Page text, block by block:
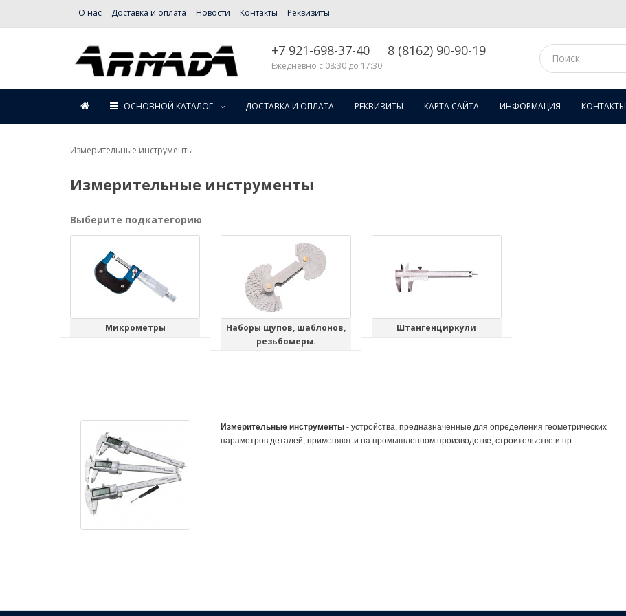
О нас Доставка и оплата Новости Контакты Реквизиты
+7 921-698-37-40 8 (8162) 90-90-19
Ежедневно с 08:30 до 17:30
ОСНОВНОЙ КАТАЛОГ ДОСТАВКА И ОПЛАТА РЕКВИЗИТЫ КАРТА САЙТА ИНФОРМАЦИЯ КОНТАКТЫ
Измерительные инструменты
Измерительные инструменты
Выберите подкатегорию
Микрометры
Наборы щупов, шаблонов,
резьбомеры.
Штангенциркули
Измерительные инструменты - устройства, предназначенные для определения геометрических
параметров деталей, применяют и на промышленном производстве, строительстве и пр.